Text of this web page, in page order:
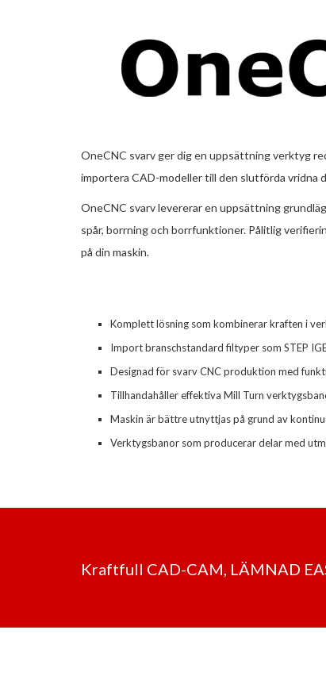
OneCNC svarv ger dig en uppsättning verktyg
importera CAD-modeller till den slutförda vridna
OneCNC svarv levererar en uppsättning
spår, borrning och borrfunktioner. Pålitlig
på din maskin.
Komplett lösning som kombinerar kraften i
Import branschstandard filtyper som STEP
Designad för svarv CNC produktion med
Tillhandahåller effektiva Mill Turn
Maskin är bättre utnyttjas på grund av
Verktygsbanor som producerar delar med
Kraftfull CAD-CAM, LÄMNAD